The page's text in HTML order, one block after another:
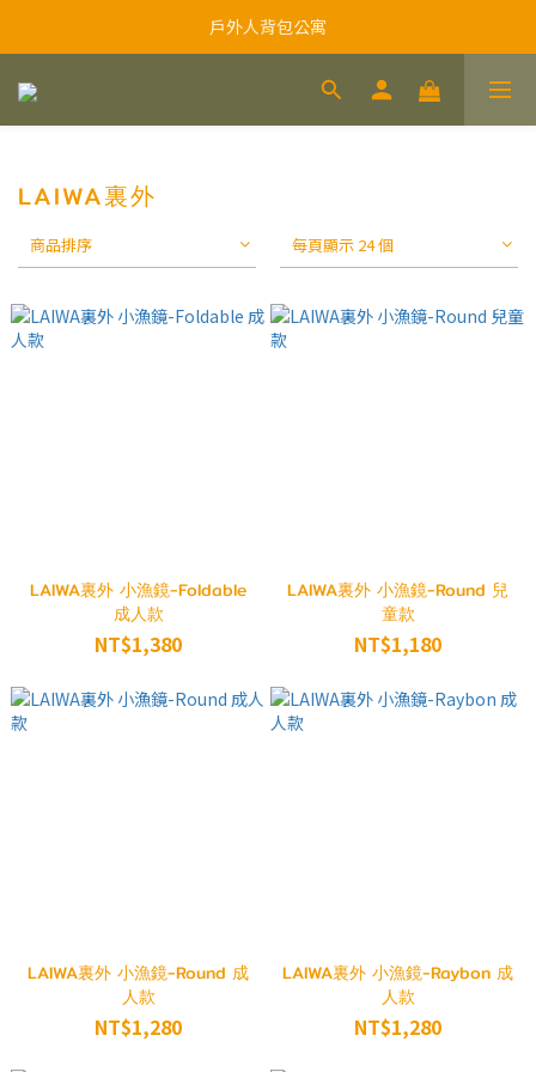
戶外人背包公寓
LAIWA裏外
商品排序 每頁顯示 24 個
LAIWA裏外 小漁鏡-Foldable
成人款
NT$1,380
LAIWA裏外 小漁鏡-Round 兒
童款
NT$1,180
LAIWA裏外 小漁鏡-Round 成
人款
NT$1,280
LAIWA裏外 小漁鏡-Raybon 成
人款
NT$1,280